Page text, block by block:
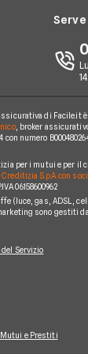
casa
Serve
di Facile.it
, broker
numero B000480264
per i mutui e per il
S.p.A. con
06158600962
(luce, gas, ADSL,
sono gestiti da
Servizio
e Prestiti